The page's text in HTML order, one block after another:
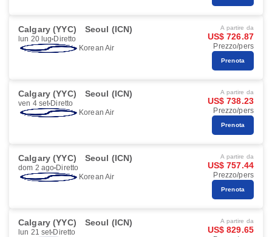
Calgary (YYC) Seoul (ICN)
lun 20 lug Diretto
Korean Air
A partire da
US$ 726.87
Prezzo/pers
Prenota
Calgary (YYC) Seoul (ICN)
ven 4 set Diretto
Korean Air
A partire da
US$ 738.23
Prezzo/pers
Prenota
Calgary (YYC) Seoul (ICN)
dom 2 ago Diretto
Korean Air
A partire da
US$ 757.44
Prezzo/pers
Prenota
Calgary (YYC) Seoul (ICN)
lun 21 set Diretto
A partire da
US$ 829.65